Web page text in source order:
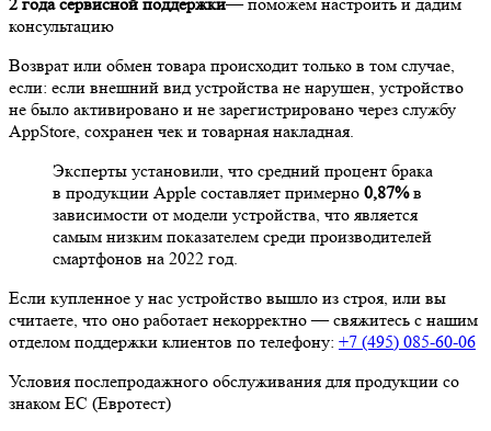
консультацию
Возврат или обмен товара происходит только в том случае,
если: если внешний вид устройства не нарушен, устройство
не было активировано и не зарегистрировано через службу
AppStore, сохранен чек и товарная накладная.
Эксперты установили, что средний процент брака
в продукции Apple составляет примерно 0,87%в
зависимости от модели устройства, что является
самым низким показателем среди производителей
смартфонов на 2022 год.
Если купленное у нас устройство вышло из строя, или вы
считаете, что оно работает некорректно — свяжитесь с нашим
отделом поддержки клиентов по телефону: +7 (495) 085-60-06
Условия послепродажного обслуживания для продукции со
знаком ЕС (Евротест)